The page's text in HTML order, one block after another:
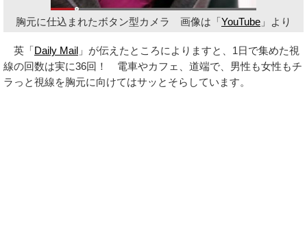
胸元に仕込まれたボタン型カメラ 画像は「YouTube 」より
英「Daily Mail 」が伝えたところによりますと、1日で集めた視
線の回数は実に36回！ 電車やカフェ、道端で、男性も女性もチ
ラっと視線を胸元に向けてはサッとそらしています。